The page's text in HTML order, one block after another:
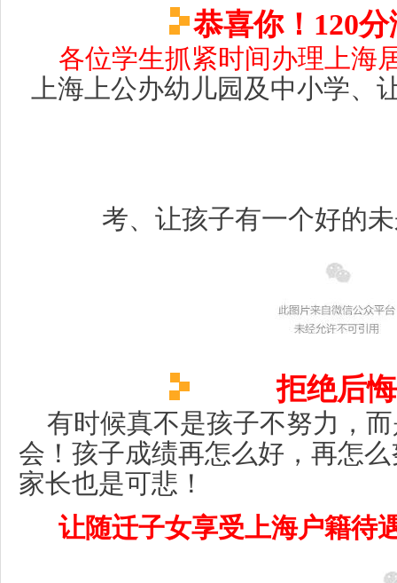
恭喜你！120
各位学生抓紧时间办理上海
上海上公办幼儿园及中小学、
考、让孩子有一个好的
拒绝后悔
有时候真不是孩子不努力，
会！孩子成绩再怎么好，再怎
家长也是可悲！
让随迁子女享受上海户籍待